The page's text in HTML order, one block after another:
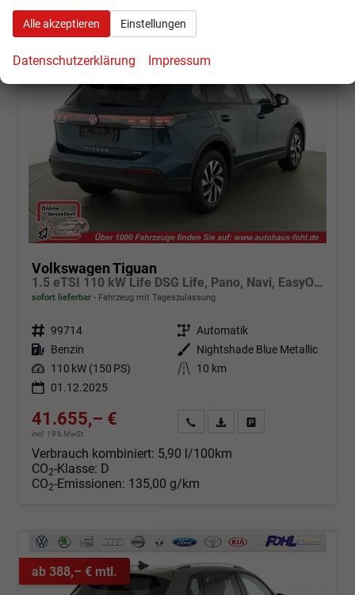
Volkswagen Tiguan
1.5 eTSI 110 kW Life DSG Life, Pano, Navi, EasyOpen, LED-Plus, 5 J.-Garantie
sofort lieferbar Fahrzeug mit Tageszulassung
Fahrzeugnr. 99714 Getriebe Automatik
Kraftstoff Benzin Außenfarbe
Nightshade Blue Metallic
Leistung 110 kW (150 PS) Kilometerstand
10 km
01.12.2025
41.655,– €
incl. 19% MwSt.
Angebot anfordern
Fahrzeugexpose (PDF)
Verbrauch kombiniert: 5,90 l/100km
CO2-Klasse: D
CO2-Emissionen: 135,00 g/km
ab 388,– € mtl.
Alle akzeptieren Einstellungen
Datenschutzerklärung Impressum